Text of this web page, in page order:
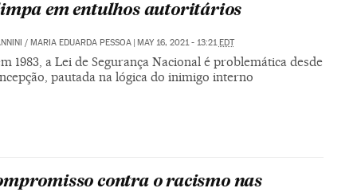
em entulhos autoritários
/ MARIA EDUARDA PESSOA | MAY 16, 2021 - 13:21EDT
1983, a Lei de Segurança Nacional é problemática desde
pautada na lógica do inimigo interno
contra o racismo nas